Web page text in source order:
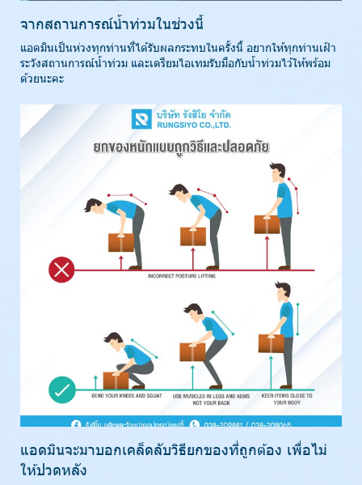
จากสถานการณ์น้ำท่วมในช่วงนี้
แอดมินเป็นห่วงทุกท่านที่ได้รับผลกระทบในครั้งนี้ อยากให้ทุกท่านเฝ้า
ระวังสถานการณ์น้ำท่วม และเตรียมไอเทมรับมือกับน้ำท่วมไว้ให้พร้อม
ด้วยนะคะ
แอดมินจะมาบอกเคล็ดลับวิธียกของที่ถูกต้อง เพื่อไม่
ให้ปวดหลัง